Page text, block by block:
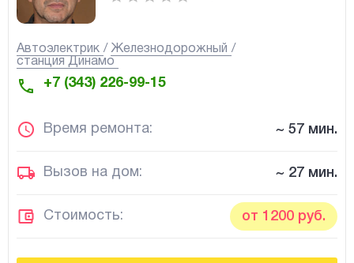
Автоэлектрик
Железнодорожный
станция Динамо
+7 (343) 226-99-15
Время ремонта: ~ 57 мин.
Вызов на дом: ~ 27 мин.
Стоимость: от 1200 руб.